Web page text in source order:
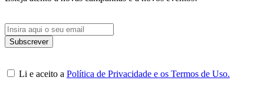
Li e aceito a Política de Privacidade e os Termos de Uso.